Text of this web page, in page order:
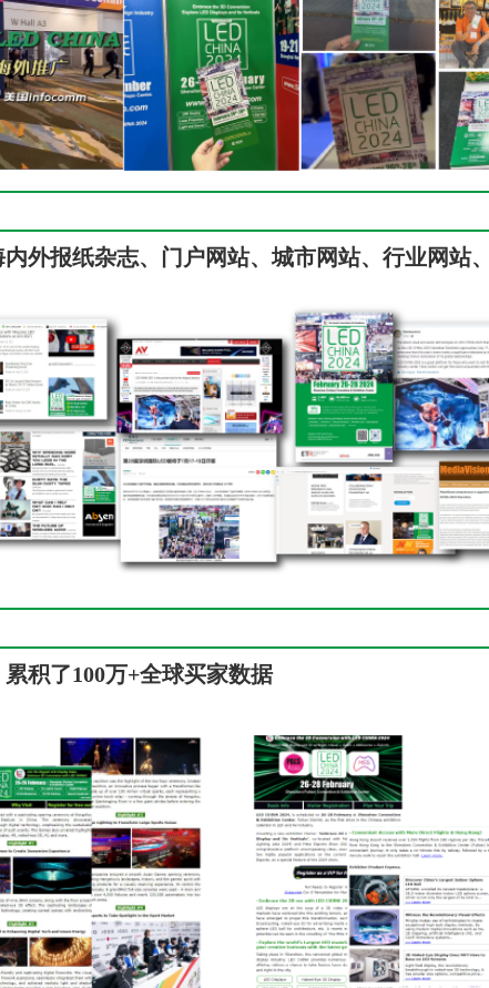
外报纸杂志、门户网站、城市网站、行业网站
积了100万+全球买家数据